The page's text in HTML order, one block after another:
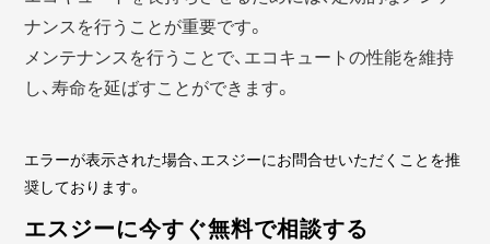
ナンスを行うことが重要です。
メンテナンスを行うことで、エコキュートの性能を維持
し、寿命を延ばすことができます。
エラーが表示された場合、エスジーにお問合せいただくことを推
奨しております。
エスジーに今すぐ無料で相談する